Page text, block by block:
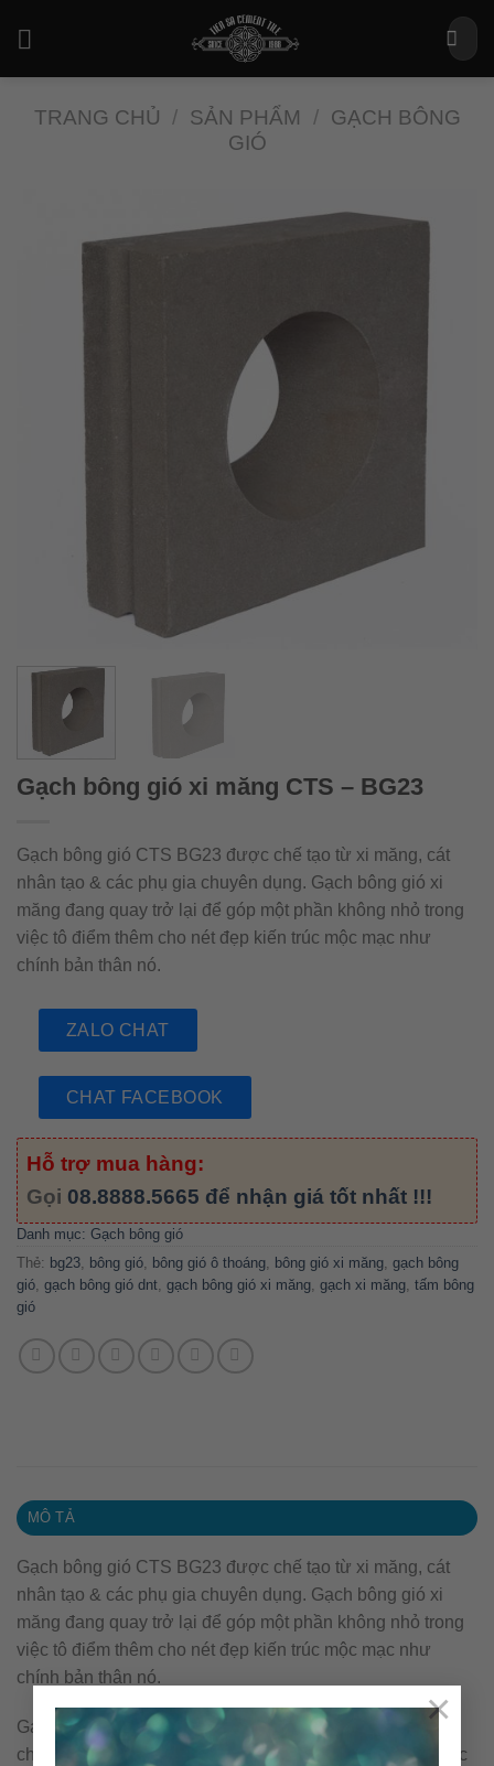
×
Tìm
kiếm:
TRANG CHỦ / SẢN PHẨM / GẠCH BÔNG
GIÓ
Gạch bông gió xi măng CTS – BG23
Gạch bông gió CTS BG23 được chế tạo từ xi măng, cát
nhân tạo & các phụ gia chuyên dụng. Gạch bông gió xi
măng đang quay trở lại để góp một phần không nhỏ trong
việc tô điểm thêm cho nét đẹp kiến trúc mộc mạc như
chính bản thân nó.
ZALO CHAT
CHAT FACEBOOK
Hỗ trợ mua hàng:
Gọi 08.8888.5665 để nhận giá tốt nhất !!!
Danh mục: Gạch bông gió
Thẻ: bg23 bông gió bông gió ô thoáng bông gió xi măng gạch bông
gió gạch bông gió dnt gạch bông gió xi măng gạch xi măng tấm bông
gió
MÔ TẢ
Gạch bông gió CTS BG23 được chế tạo từ xi măng, cát
nhân tạo & các phụ gia chuyên dụng. Gạch bông gió xi
măng đang quay trở lại để góp một phần không nhỏ trong
việc tô điểm thêm cho nét đẹp kiến trúc mộc mạc như
chính bản thân nó.
Gạch bông gió xi măng CTS được sản xuất & kiểm soát
chất lượng theo qui trình ISO 9001:2008. Sản phẩm được